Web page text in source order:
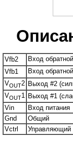
Vfb2 Вход
Vfb1
Вход
VOUT2 Выход #2
VOUT1 Выход #1
Vin
Вход питания
Gnd
Общий
Vctrl
Управляющий